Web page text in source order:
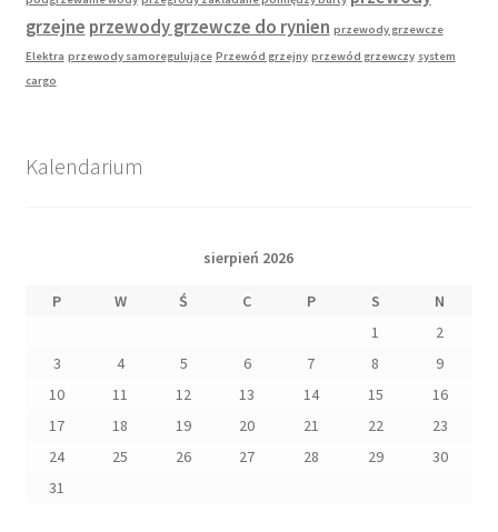
grzejne przewody grzewcze do rynien przewody grzewcze
Elektra przewody samoregulujące Przewód grzejny przewód grzewczy system
cargo
Kalendarium
sierpień 2026
P W Ś C P S
N
1
2
3
4 5 6 7 8
9
10
11 12 13 14 15
16
17
18 19 20 21 22
23
24
25 26 27 28 29
30
31